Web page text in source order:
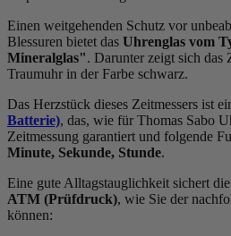
Einen weitgehenden Schutz vor
Blessuren bietet das Uhrenglas vom
Mineralglas". Darunter zeigt sich das
Traumuhr in der Farbe schwarz.
Das Herzstück dieses Zeitmessers ist
Batterie), das, wie für Thomas Sabo
Zeitmessung garantiert und folgende
Minute, Sekunde, Stunde.
Eine gute Alltagstauglichkeit sichert
ATM (Prüfdruck), wie Sie der
können: